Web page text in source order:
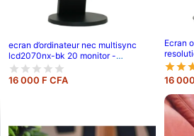
ecran d’ordinateur nec multisync
lcd2070nx-bk 20 monitor -
black/silver
16 000 F CFA
Ecran
resolution 22
1680 x
16